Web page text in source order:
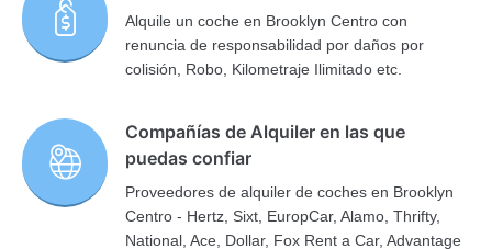
Alquile un coche en Brooklyn Centro con
renuncia de responsabilidad por daños por
colisión, Robo, Kilometraje Ilimitado etc.
Compañías de Alquiler en las que
puedas confiar
Proveedores de alquiler de coches en Brooklyn
Centro - Hertz, Sixt, EuropCar, Alamo, Thrifty,
National, Ace, Dollar, Fox Rent a Car, Advantage